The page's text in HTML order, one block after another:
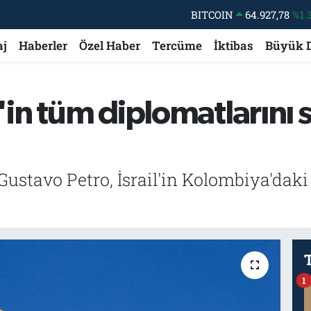
DOLAR 47,5894
EURO
55,0398 %-
BİST100
13.703
Haberler Özel Haber Tercüme İktibas Büyük
tüm diplomatlarını
Petro, İsrail'in Kolombiya'daki
1